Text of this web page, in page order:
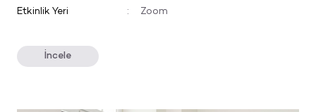
Etkinlik Yeri : Zoom
İncele